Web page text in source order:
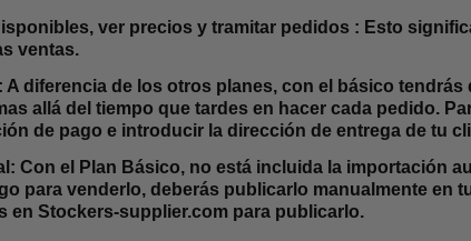
ver precios y tramitar pedidos : Esto
ventas.
A diferencia de los otros planes, con el básico
allá del tiempo que tardes en hacer cada pedido.
de pago e introducir la dirección de entrega de tu
Con el Plan Básico, no está incluida la importación
para venderlo, deberás publicarlo manualmente en
en Stockers-supplier.com para publicarlo.